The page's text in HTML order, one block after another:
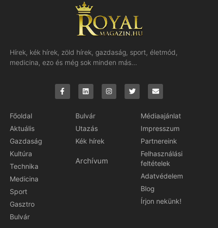
Hírek, kék hírek, zöld hírek, gazdaság, sport, életmód,
medicina, ezo és még sok minden más…
Főoldal
Aktuális
Gazdaság
Kultúra
Technika
Medicina
Sport
Gasztro
Bulvár
Bulvár
Utazás
Kék hírek
Archívum
Médiaajánlat
Impresszum
Partnereink
Felhasználási
feltételek
Adatvédelem
Blog
Írjon nekünk!